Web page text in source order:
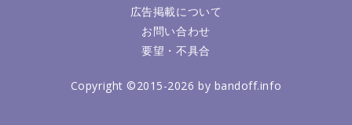
広告掲載について
お問い合わせ
要望・不具合
Copyright ©2015-2026 by bandoff.info